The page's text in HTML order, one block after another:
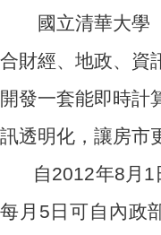
國立清華大學「
合財經、地政、資
開發一套能即時計
訊透明化，讓房市
自2012年8月1
每月5日可自內政